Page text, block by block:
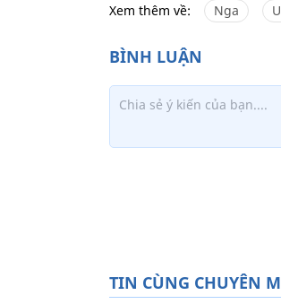
Xem thêm về: Nga
TIN CÙNG CHUYÊN